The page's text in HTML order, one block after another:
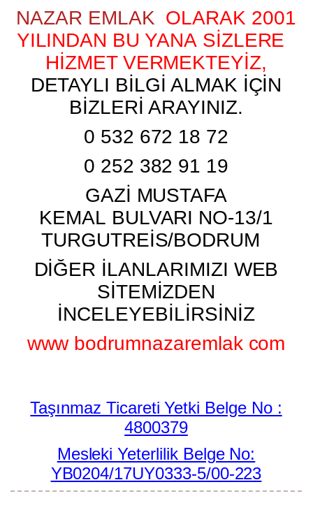
NAZAR EMLAK OLARAK 2001
YILINDAN BU YANA SİZLERE
HİZMET VERMEKTEYİZ,
DETAYLI BİLGİ ALMAK İÇİN
BİZLERİ ARAYINIZ.
0 532 672 18 72
0 252 382 91 19
GAZİ MUSTAFA
KEMAL BULVARI NO-13/1
TURGUTREİS/BODRUM
DİĞER İLANLARIMIZI WEB
SİTEMİZDEN
İNCELEYEBİLİRSİNİZ
www bodrumnazaremlak com
Taşınmaz Ticareti Yetki Belge No :
4800379
Mesleki Yeterlilik Belge No:
YB0204/17UY0333-5/00-223